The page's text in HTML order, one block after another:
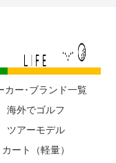
カー･ブランド一覧
海外でゴルフ
ツアーモデル
カート（軽量）